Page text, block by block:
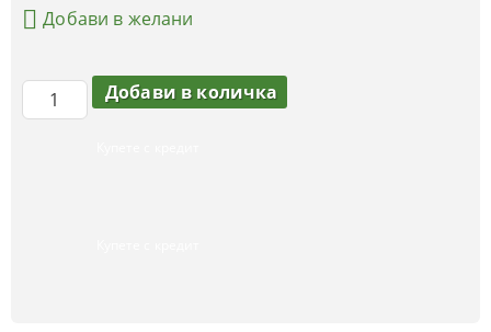
Добави в желани